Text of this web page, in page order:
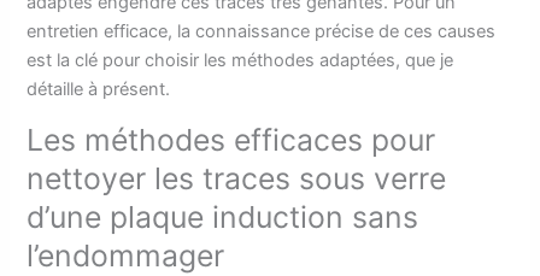
entretien efficace, la connaissance précise de ces causes
est la clé pour choisir les méthodes adaptées, que je
détaille à présent.
Les méthodes efficaces pour
nettoyer les traces sous verre
d’une plaque induction sans
l’endommager